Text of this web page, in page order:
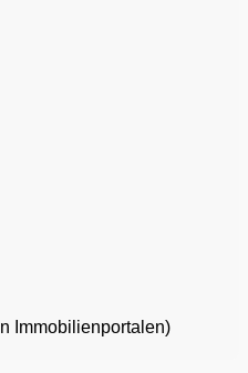
Immobilienportalen)